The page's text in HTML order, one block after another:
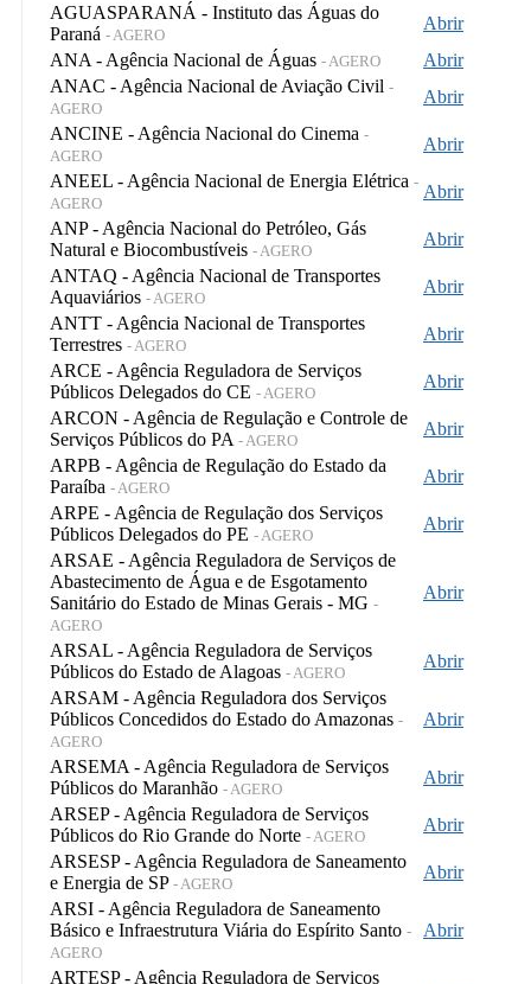
AGUASPARANÁ - Instituto das Águas do
Paraná - AGERO
Abrir
ANA - Agência Nacional de Águas - AGERO
Abrir
ANAC - Agência Nacional de Aviação Civil -
AGERO
Abrir
ANCINE - Agência Nacional do Cinema -
AGERO
Abrir
ANEEL - Agência Nacional de Energia Elétrica -
AGERO
Abrir
ANP - Agência Nacional do Petróleo, Gás
Natural e Biocombustíveis - AGERO
Abrir
ANTAQ - Agência Nacional de Transportes
Aquaviários - AGERO
Abrir
ANTT - Agência Nacional de Transportes
Terrestres - AGERO
Abrir
ARCE - Agência Reguladora de Serviços
Públicos Delegados do CE - AGERO
Abrir
ARCON - Agência de Regulação e Controle de
Serviços Públicos do PA - AGERO
Abrir
ARPB - Agência de Regulação do Estado da
Paraíba - AGERO
Abrir
ARPE - Agência de Regulação dos Serviços
Públicos Delegados do PE - AGERO
Abrir
ARSAE - Agência Reguladora de Serviços de
Abastecimento de Água e de Esgotamento
Sanitário do Estado de Minas Gerais - MG -
AGERO
Abrir
ARSAL - Agência Reguladora de Serviços
Públicos do Estado de Alagoas - AGERO
Abrir
ARSAM - Agência Reguladora dos Serviços
Públicos Concedidos do Estado do Amazonas -
AGERO
Abrir
ARSEMA - Agência Reguladora de Serviços
Públicos do Maranhão - AGERO
Abrir
ARSEP - Agência Reguladora de Serviços
Públicos do Rio Grande do Norte - AGERO
Abrir
ARSESP - Agência Reguladora de Saneamento
e Energia de SP - AGERO
Abrir
ARSI - Agência Reguladora de Saneamento
Básico e Infraestrutura Viária do Espírito Santo -
AGERO
Abrir
ARTESP - Agência Reguladora de Serviços